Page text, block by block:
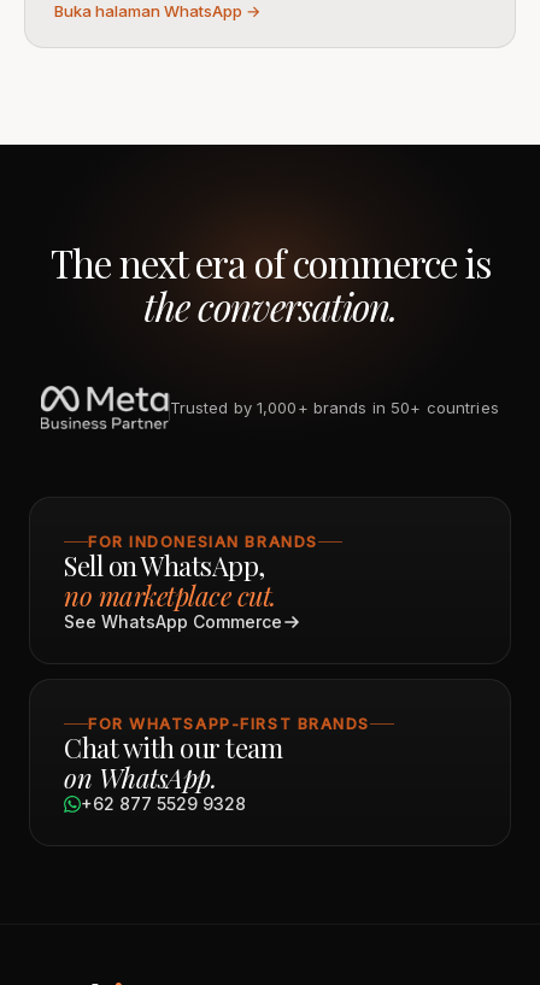
Buka halaman WhatsApp →
The next era of commerce is
the conversation.
Trusted by 1,000+ brands in 50+ countries
FOR INDONESIAN BRANDS
Sell on WhatsApp,
no marketplace cut.
See WhatsApp Commerce
FOR WHATSAPP-FIRST BRANDS
Chat with our team
on WhatsApp.
+62 877 5529 9328